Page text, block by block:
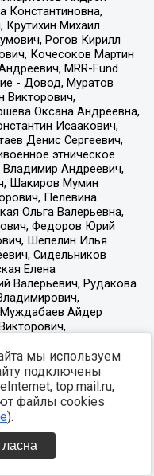
мы используем
подключены
top.mail.ru,
файлы cookies
).